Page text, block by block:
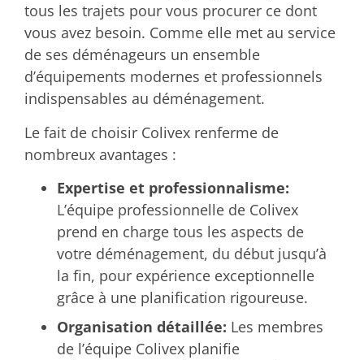
tous les trajets pour vous procurer ce dont
vous avez besoin. Comme elle met au service
de ses déménageurs un ensemble
d’équipements modernes et professionnels
indispensables au déménagement.
Le fait de choisir Colivex renferme de
nombreux avantages :
Expertise et professionnalisme:
L’équipe professionnelle de Colivex
prend en charge tous les aspects de
votre déménagement, du début jusqu’à
la fin, pour expérience exceptionnelle
grâce à une planification rigoureuse.
Organisation détaillée: Les membres
de l’équipe Colivex planifie